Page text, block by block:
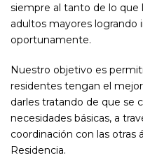
siempre al tanto de lo que
adultos mayores logrando
oportunamente.
Nuestro objetivo es
residentes tengan el
darles tratando de que se
necesidades básicas, a
coordinación con las otras
Residencia.